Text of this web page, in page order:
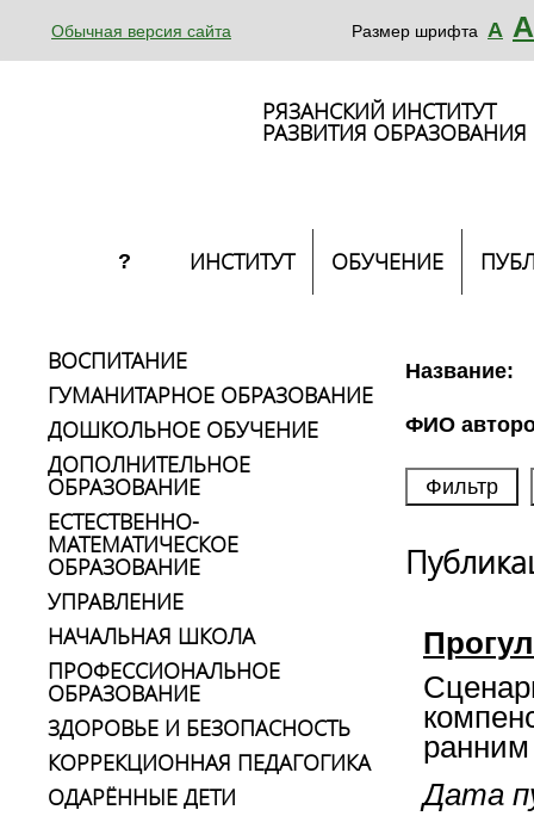
Обычная версия сайта Размер шрифта А А
РЯЗАНСКИЙ ИНСТИТУТ
РАЗВИТИЯ ОБРАЗОВАНИЯ
? ИНСТИТУТ ОБУЧЕНИЕ
ВОСПИТАНИЕ
ГУМАНИТАРНОЕ ОБРАЗОВАНИЕ
ДОШКОЛЬНОЕ ОБУЧЕНИЕ
ДОПОЛНИТЕЛЬНОЕ
ОБРАЗОВАНИЕ
ЕСТЕСТВЕННО-
МАТЕМАТИЧЕСКОЕ
ОБРАЗОВАНИЕ
УПРАВЛЕНИЕ
НАЧАЛЬНАЯ ШКОЛА
ПРОФЕССИОНАЛЬНОЕ
ОБРАЗОВАНИЕ
ЗДОРОВЬЕ И БЕЗОПАСНОСТЬ
КОРРЕКЦИОННАЯ ПЕДАГОГИКА
ОДАРЁННЫЕ ДЕТИ
Название:
ФИО
Дата